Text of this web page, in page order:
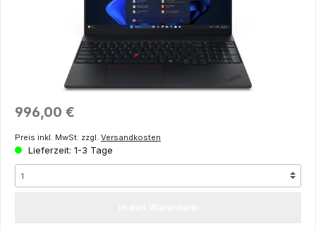
Regulärer Preis:
996,00 €
Preis inkl. MwSt. zzgl. Versandkosten
Lieferzeit: 1-3 Tage